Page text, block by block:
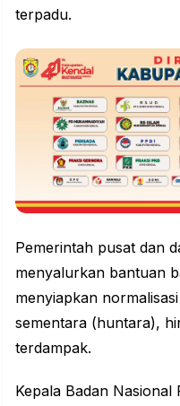
terpadu.
Pemerintah pusat dan
menyalurkan bantuan
menyiapkan
sementara (huntara),
terdampak.
Kepala Badan